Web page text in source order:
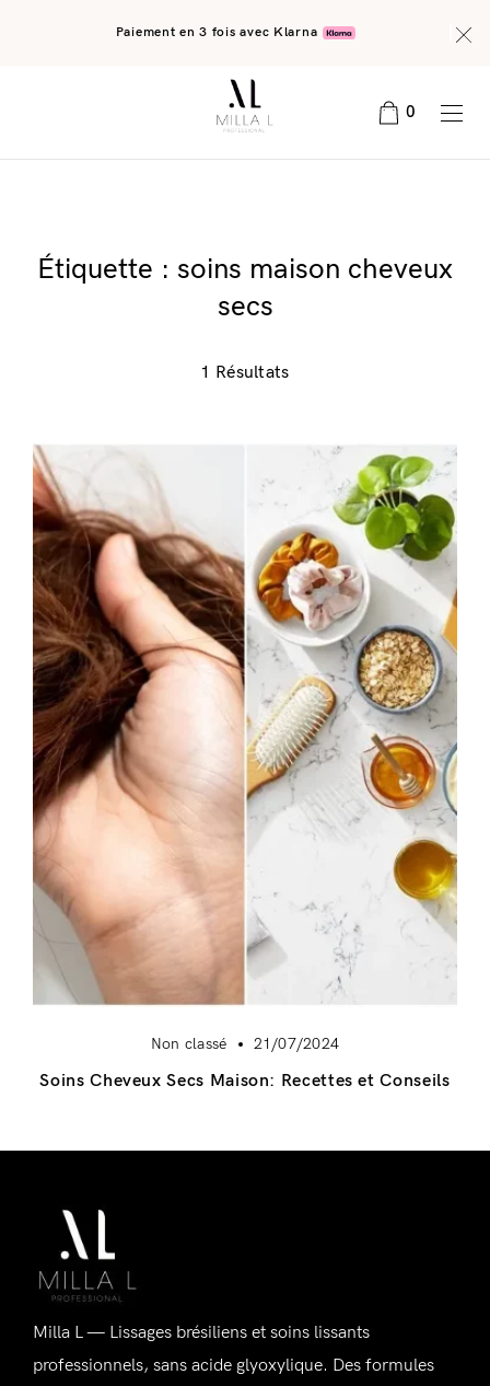
Paiement en 3 fois avec Klarna
0
Souvenez-vous de moi
Étiquette : soins maison cheveux
secs
1 Résultats
Non classé 21/07/2024
Soins Cheveux Secs Maison: Recettes et Conseils
Milla L — Lissages brésiliens et soins lissants
professionnels, sans acide glyoxylique. Des formules